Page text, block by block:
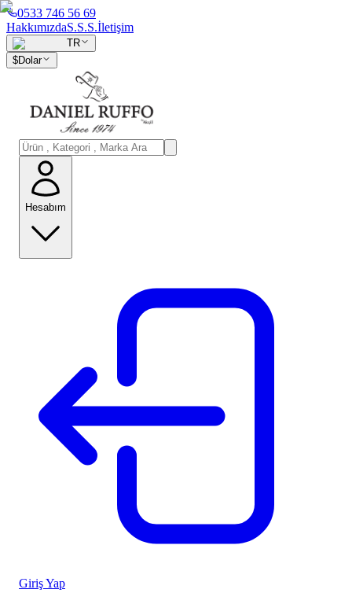
0533 746 56 69
HakkımızdaS.S.S.İletişim
TR
$Dolar
Hesabım
Giriş Yap